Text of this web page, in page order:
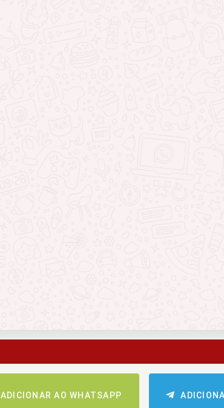
ADICIONAR AO WHATSAPP